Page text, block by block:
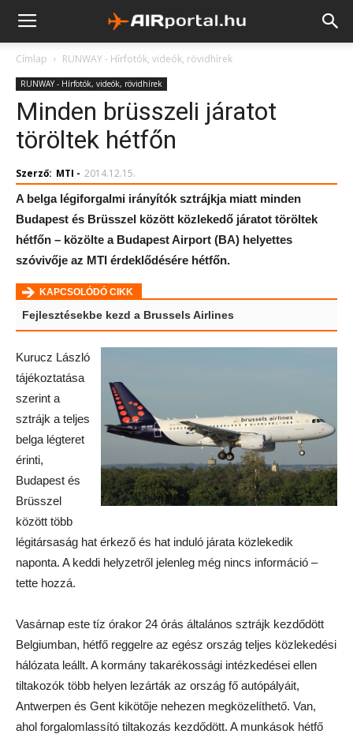
Címlap RUNWAY - Hírfotók, videók, rövidhírek
RUNWAY - Hírfotók, videók, rövidhírek
Minden brüsszeli járatot
töröltek hétfőn
Szerző: MTI - 2014.12.15.
A belga légiforgalmi irányítók sztrájkja miatt minden
Budapest és Brüsszel között közlekedő járatot töröltek
hétfőn – közölte a Budapest Airport (BA) helyettes
szóvivője az MTI érdeklődésére hétfőn.
KAPCSOLÓDÓ CIKK
Fejlesztésekbe kezd a Brussels Airlines
Kurucz László
tájékoztatása
szerint a
sztrájk a teljes
belga légteret
érinti,
Budapest és
Brüsszel
között több
légitársaság hat érkező és hat induló járata közlekedik
naponta. A keddi helyzetről jelenleg még nincs információ –
tette hozzá.
Vasárnap este tíz órakor 24 órás általános sztrájk kezdődött
Belgiumban, hétfő reggelre az egész ország teljes közlekedési
hálózata leállt. A kormány takarékossági intézkedései ellen
tiltakozók több helyen lezárták az ország fő autópályáit,
Antwerpen és Gent kikötője nehezen megközelíthető. Van,
ahol forgalomlassító tiltakozás kezdődött. A munkások hétfő